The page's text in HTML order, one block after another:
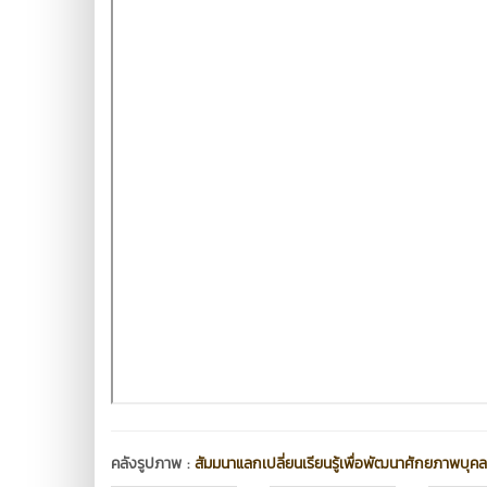
คลังรูปภาพ :สัมมนาแลกเปลี่ยนเรียนรู้เพื่อพัฒนาศักยภาพบุ